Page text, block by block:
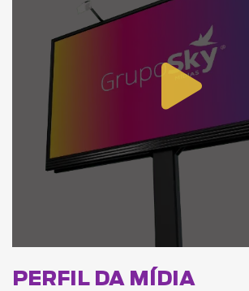
PERFIL DA MÍDIA